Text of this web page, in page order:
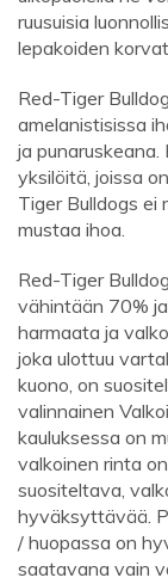
ruusuisia
lepakoiden
Red-Tiger
amelanistisissa
ja
yksilöitä, joissa
Tiger Bulldogs
mustaa ihoa.
Red-Tiger
vähintään 70%
harmaata ja
joka ulottuu
kuono, on
valinnainen
kauluksessa on
valkoinen rinta
suositeltava,
hyväksyttävää.
/ huopassa on
saatavana vain